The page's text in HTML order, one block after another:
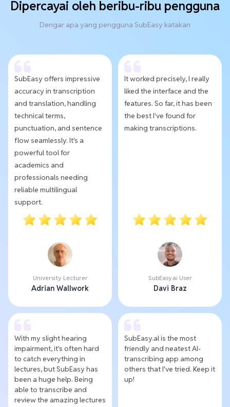
Dipercayai oleh beribu-ribu pengguna
Dengar apa yang pengguna SubEasy katakan
SubEasy offers impressive
accuracy in transcription
and translation, handling
technical terms,
punctuation, and sentence
flow seamlessly. It's a
powerful tool for
academics and
professionals needing
reliable multilingual
support.
University Lecturer
Adrian Wallwork
It worked precisely, I really
liked the interface and the
features. So far, it has been
the best I've found for
making transcriptions.
SubEasy.ai User
Davi Braz
With my slight hearing
impairment, it's often hard
to catch everything in
lectures, but SubEasy has
been a huge help. Being
able to transcribe and
review the amazing lectures
SubEasy.al is the most
friendly and neatest AI-
transcribing app among
others that I've tried. Keep it
up!